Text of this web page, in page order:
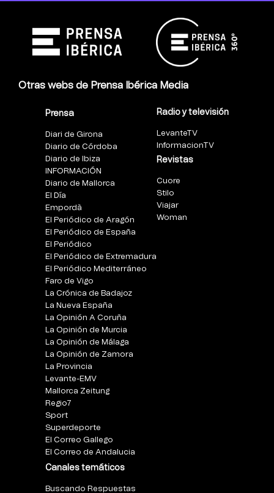
Otras webs de Prensa Ibérica Media
Prensa
Diari de Girona
Diario de Córdoba
Diario de Ibiza
INFORMACIÓN
Diario de Mallorca
El Día
Empordà
El Periódico de Aragón
El Periódico de España
El Periódico
El Periódico de Extremadura
El Periódico Mediterráneo
Faro de Vigo
La Crónica de Badajoz
La Nueva España
La Opinión A Coruña
La Opinión de Murcia
La Opinión de Málaga
La Opinión de Zamora
La Provincia
Levante-EMV
Mallorca Zeitung
Regio7
Sport
Superdeporte
El Correo Gallego
El Correo de Andalucia
Canales temáticos
Buscando Respuestas
Radio y televisión
LevanteTV
InformacionTV
Revistas
Cuore
Stilo
Viajar
Woman